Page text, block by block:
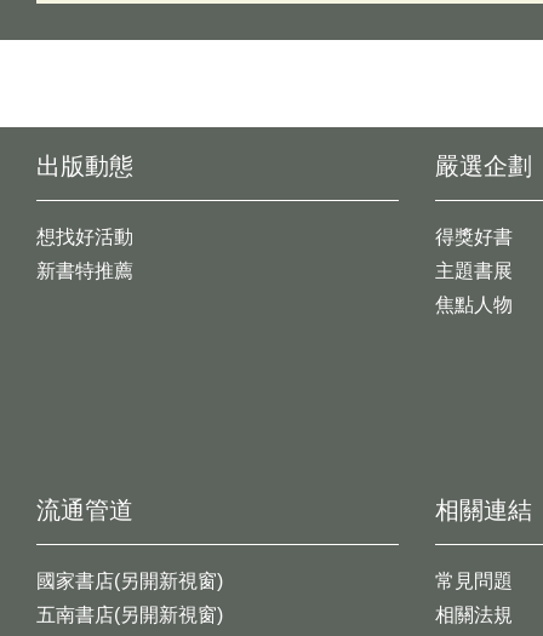
出版動態
想找好活動
新書特推薦
嚴選企劃
得獎好書
主題書展
焦點人物
流通管道
國家書店(另開新視窗)
五南書店(另開新視窗)
相關連結
常見問題
相關法規